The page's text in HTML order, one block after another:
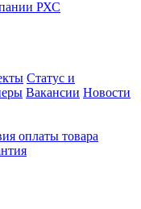
Статус и
Вакансии Новости
оплаты товара